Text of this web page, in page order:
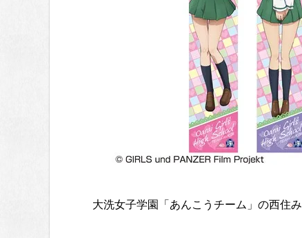
大洗女子学園「あんこうチーム」の西住